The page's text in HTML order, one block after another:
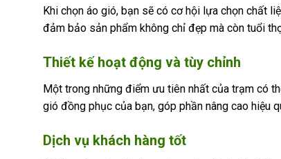
Khi chọn áo gió, bạn sẽ có cơ hội lựa chọn chất
đảm bảo sản phẩm không chỉ đẹp mà còn tuổi
Thiết kế hoạt động và tùy chỉnh
Một trong những điểm ưu tiên nhất của trạm có
gió đồng phục của bạn, góp phần nâng cao hiệu
Dịch vụ khách hàng tốt